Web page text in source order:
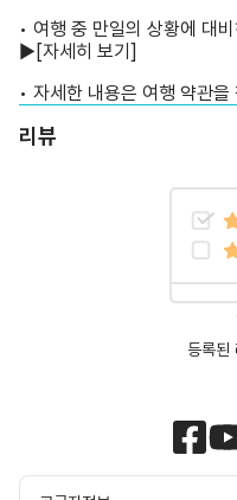
• 여행 중 만일의 상황에 대
▶ [자세히 보기]
• 자세한 내용은 여행 약관
리뷰
등록된